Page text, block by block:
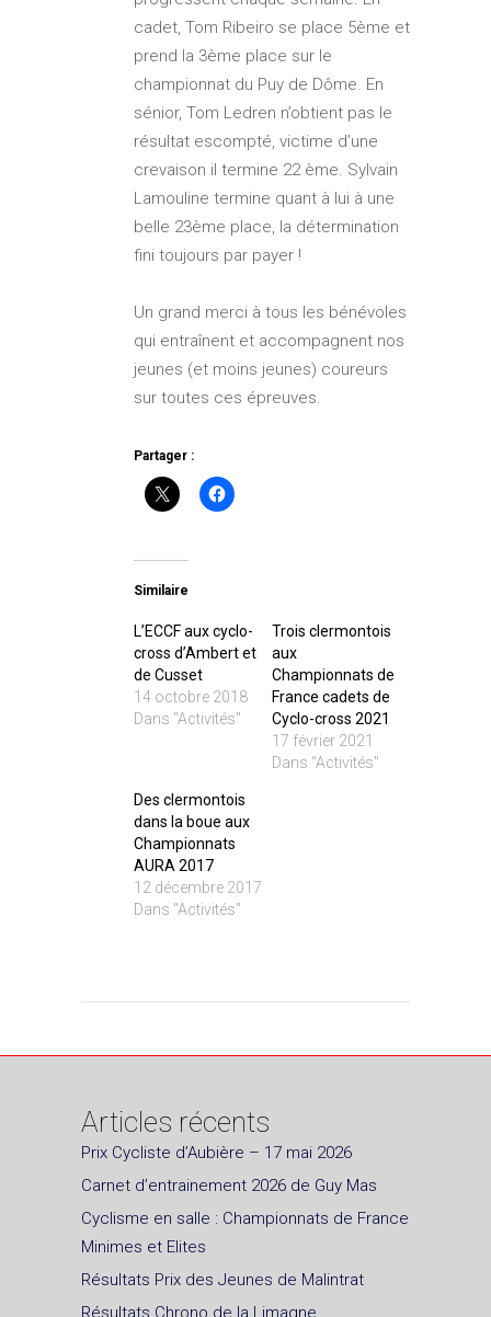
cadet, Tom Ribeiro se place 5ème et
prend la 3ème place sur le
championnat du Puy de Dôme. En
sénior, Tom Ledren n’obtient pas le
résultat escompté, victime d’une
crevaison il termine 22 ème. Sylvain
Lamouline termine quant à lui à une
belle 23ème place, la détermination
fini toujours par payer !
Un grand merci à tous les bénévoles
qui entraînent et accompagnent nos
jeunes (et moins jeunes) coureurs
sur toutes ces épreuves.
Partager :
Similaire
L’ECCF aux cyclo-
cross d’Ambert et
de Cusset
14 octobre 2018
Dans "Activités"
Trois clermontois
aux
Championnats de
France cadets de
Cyclo-cross 2021
17 février 2021
Dans "Activités"
Des clermontois
dans la boue aux
Championnats
AURA 2017
12 décembre 2017
Dans "Activités"
Articles récents
Prix Cycliste d’Aubière – 17 mai 2026
Carnet d’entrainement 2026 de Guy Mas
Cyclisme en salle : Championnats de France
Minimes et Elites
Résultats Prix des Jeunes de Malintrat
Résultats Chrono de la Limagne